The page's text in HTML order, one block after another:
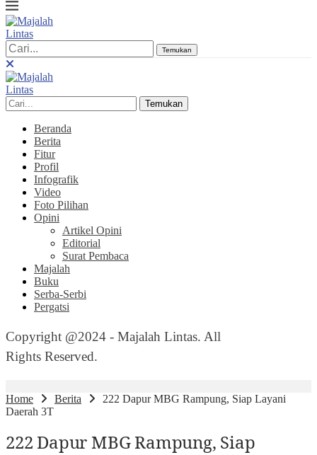
Temukan
Temukan
Beranda
Berita
Fitur
Profil
Infografik
Video
Foto Pilihan
Opini
Artikel Opini
Editorial
Surat Pembaca
Majalah
Buku
Serba-Serbi
Pergatsi
Copyright @2024 - Majalah Lintas. All
Rights Reserved.
Home Berita
222 Dapur MBG Rampung, Siap Layani
Daerah 3T
222 Dapur MBG Rampung, Siap